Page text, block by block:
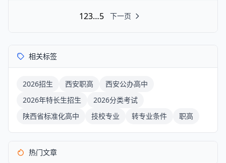
123…5 下一页
相关标签
2026招生 西安职高
西安公办高中
2026年特长生招生
2026分类考试
陕西省标准化高中
技校专业 转专业条件 职高
热门文章